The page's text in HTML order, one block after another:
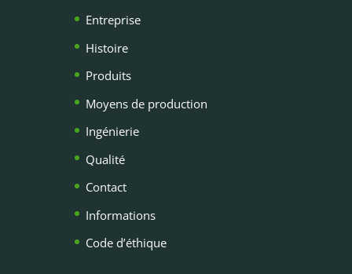
Entreprise
Histoire
Produits
Moyens de production
Ingénierie
Qualité
Contact
Informations
Code d’éthique